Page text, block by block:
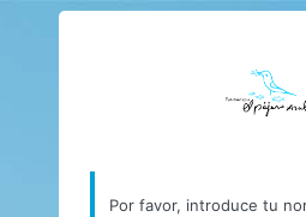
Contraseña
Por favor, introduce tu